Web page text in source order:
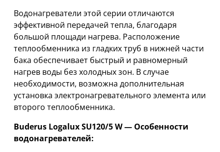
Водонагреватели этой серии отличаются
эффективной передачей тепла, благодаря
большой площади нагрева. Расположение
теплообменника из гладких труб в нижней части
бака обеспечивает быстрый и равномерный
нагрев воды без холодных зон. В случае
необходимости, возможна дополнительная
установка электронагревательного элемента или
второго теплообменника.
Buderus Logalux SU120/5 W — Особенности
водонагревателей: